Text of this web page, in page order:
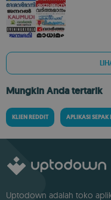
Mungkin Anda tertarik
KLIEN REDDIT APLIKASI SEPAK
Uptodown adalah toko